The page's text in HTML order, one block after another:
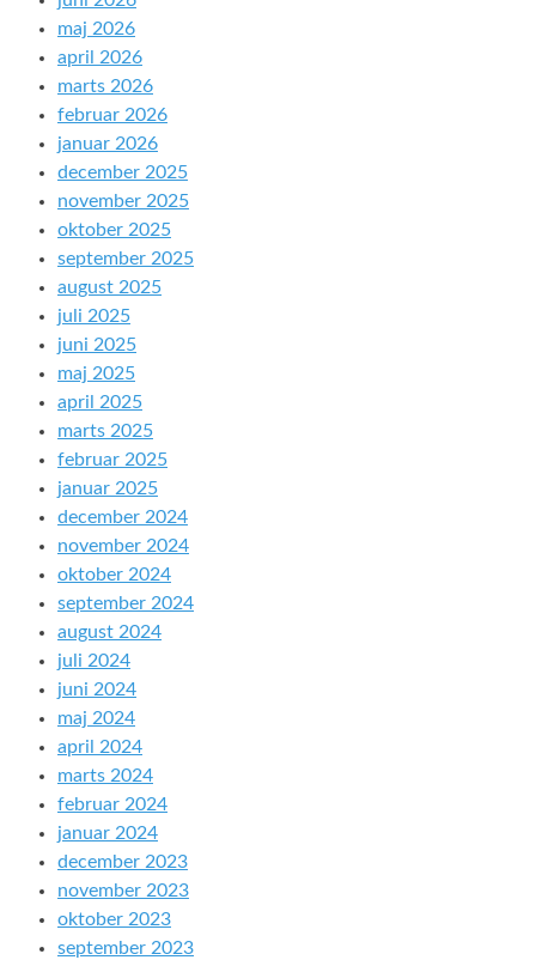
maj 2026
april 2026
marts 2026
februar 2026
januar 2026
december 2025
november 2025
oktober 2025
september 2025
august 2025
juli 2025
juni 2025
maj 2025
april 2025
marts 2025
februar 2025
januar 2025
december 2024
november 2024
oktober 2024
september 2024
august 2024
juli 2024
juni 2024
maj 2024
april 2024
marts 2024
februar 2024
januar 2024
december 2023
november 2023
oktober 2023
september 2023